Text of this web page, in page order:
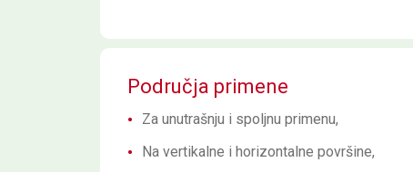
Područja primene
Za unutrašnju i spoljnu primenu,
Na vertikalne i horizontalne površine,